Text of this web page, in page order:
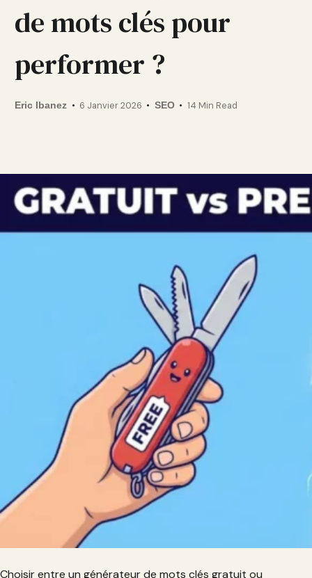
de mots clés pour
performer ?
Eric Ibanez 6 Janvier 2026 SEO 14 Min Read
Choisir entre un générateur de mots clés gratuit ou